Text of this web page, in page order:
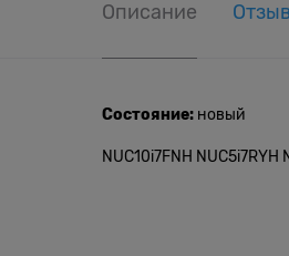
Описание
Состояние: новый
NUC10i7FNH NUC5i7RYH